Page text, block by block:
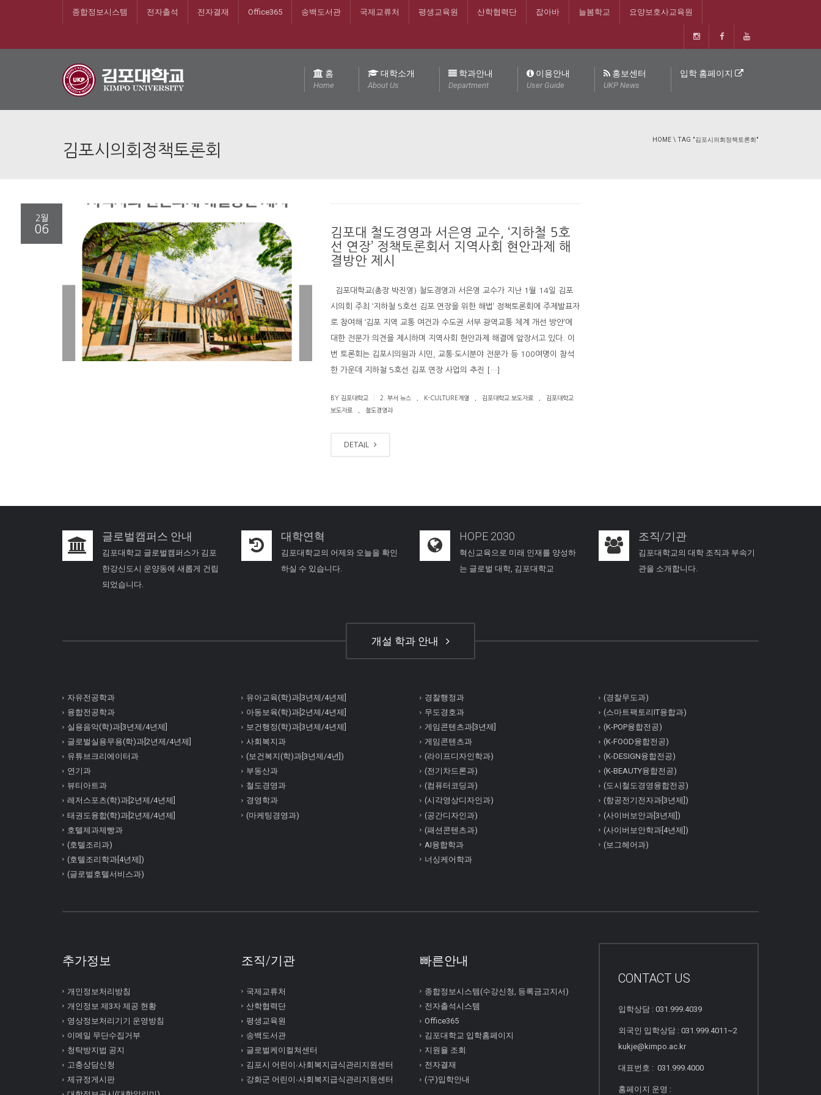
종합정보시스템 전자출석 전자결재 Office365 송백도서관 국제교류처 평생교육원 산학협력단 잡아바 늘봄학교 요양보호사교육원
홈
Home
대학소개
About Us
학과안내
Department
이용안내
User Guide
홍보센터
UKP News
입학 홈페이지
김포시의회정책토론회
HOME \ TAG "김포시의회정책토론회"
2월
06
김포대 철도경영과 서은영 교수, ‘지하철 5호
선 연장’ 정책토론회서 지역사회 현안과제 해
결방안 제시
김포대학교(총장 박진영) 철도경영과 서은영 교수가 지난 1월 14일 김포
시의회 주최 ‘지하철 5호선 김포 연장을 위한 해법’ 정책토론회에 주제발표자
로 참여해 ‘김포 지역 교통 여건과 수도권 서부 광역교통 체계 개선 방안’에
대한 전문가 의견을 제시하며 지역사회 현안과제 해결에 앞장서고 있다. 이
번 토론회는 김포시의원과 시민, 교통·도시분야 전문가 등 100여명이 참석
한 가운데 지하철 5호선 김포 연장 사업의 추진 […]
BY 김포대학교 2. 부서 뉴스 K-CULTURE계열 김포대학교 보도자료
김포대학교
보도자료
철도경영과
DETAIL
글로벌캠퍼스 안내
김포대학교 글로벌캠퍼스가 김포
한강신도시 운양동에 새롭게 건립
되었습니다.
대학연혁
김포대학교의 어제와 오늘을 확인
하실 수 있습니다.
HOPE 2030
혁신교육으로 미래 인재를 양성하
는 글로벌 대학, 김포대학교
조직/기관
김포대학교의 대학 조직과 부속기
관을 소개합니다.
개설 학과 안내
자유전공학과
융합전공학과
실용음악(학)과[3년제/4년제]
글로벌실용무용(학)과[2년제/4년제]
유튜브크리에이터과
연기과
뷰티아트과
레저스포츠(학)과[2년제/4년제]
태권도융합(학)과[2년제/4년제]
호텔제과제빵과
(호텔조리과)
(호텔조리학과[4년제])
(글로벌호텔서비스과)
유아교육(학)과[3년제/4년제]
아동보육(학)과[2년제/4년제]
보건행정(학)과[3년제/4년제]
사회복지과
(보건복지(학)과[3년제/4년])
부동산과
철도경영과
경영학과
(마케팅경영과)
경찰행정과
무도경호과
게임콘텐츠과[3년제]
게임콘텐츠과
(라이프디자인학과)
(전기차드론과)
(컴퓨터코딩과)
(시각영상디자인과)
(공간디자인과)
(패션콘텐츠과)
AI융합학과
너싱케어학과
(경찰무도과)
(스마트팩토리IT융합과)
(K-POP융합전공)
(K-FOOD융합전공)
(K-DESIGN융합전공)
(K-BEAUTY융합전공)
(도시철도경영융합전공)
(항공전기전자과[3년제])
(사이버보안과[3년제])
(사이버보안학과[4년제])
(보그헤어과)
추가정보
개인정보처리방침
개인정보 제3자 제공 현황
영상정보처리기기 운영방침
이메일 무단수집거부
청탁방지법 공지
고충상담신청
제규정게시판
조직/기관
국제교류처
산학협력단
평생교육원
송백도서관
글로벌케이컬쳐센터
김포시 어린이∙사회복지급식관리지원센터
강화군 어린이∙사회복지급식관리지원센터
빠른안내
종합정보시스템(수강신청, 등록금고지서)
전자출석시스템
Office365
김포대학교 입학홈페이지
지원율 조회
전자결재
(구)입학안내
CONTACT US
입학상담 : 031.999.4039
외국인 입학상담 : 031.999.4011~2
kukje@kimpo.ac.kr
대표번호 : 031.999.4000
홈페이지 운영 :